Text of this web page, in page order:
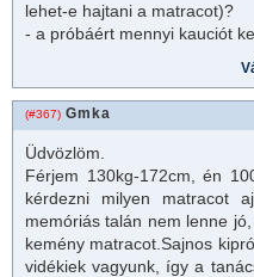
lehet-e hajtani a matracot)?
- a próbáért mennyi kauciót
(#367) Gmka
Üdvözlöm.
Férjem 130kg-172cm, én
kérdezni milyen matracot
memóriás talán nem lenne
kemény matracot.Sajnos
vidékiek vagyunk, így a